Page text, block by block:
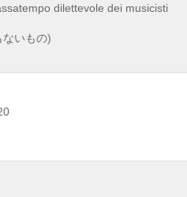
dilettevole dei musicisti
いもの)